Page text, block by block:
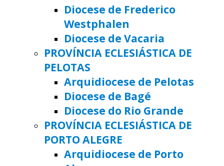
Diocese de Frederico
Westphalen
Diocese de Vacaria
PROVÍNCIA ECLESIÁSTICA DE
PELOTAS
Arquidiocese de Pelotas
Diocese de Bagé
Diocese do Rio Grande
PROVÍNCIA ECLESIÁSTICA DE
PORTO ALEGRE
Arquidiocese de Porto